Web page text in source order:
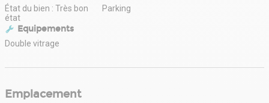
État du bien : Très bon
état
Parking
Equipements
Double vitrage
Emplacement